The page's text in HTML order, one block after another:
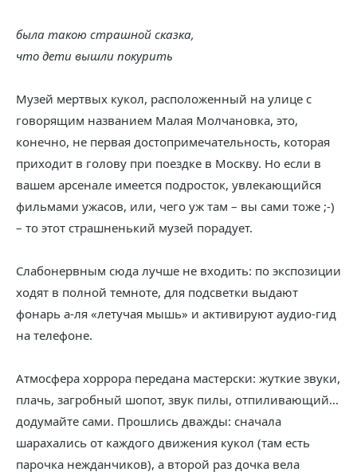
была такою страшной сказка,
что дети вышли покурить
Музей мертвых кукол, расположенный на улице с
говорящим названием Малая Молчановка, это,
конечно, не первая достопримечательность, которая
приходит в голову при поездке в Москву. Но если в
вашем арсенале имеется подросток, увлекающийся
фильмами ужасов, или, чего уж там – вы сами тоже ;-)
– то этот страшненький музей порадует.
Слабонервным сюда лучше не входить: по экспозиции
ходят в полной темноте, для подсветки выдают
фонарь а-ля «летучая мышь» и активируют аудио-гид
на телефоне.
Атмосфера хоррора передана мастерски: жуткие звуки,
плачь, загробный шопот, звук пилы, отпиливающий…
додумайте сами. Прошлись дважды: сначала
шарахались от каждого движения кукол (там есть
парочка нежданчиков), а второй раз дочка вела